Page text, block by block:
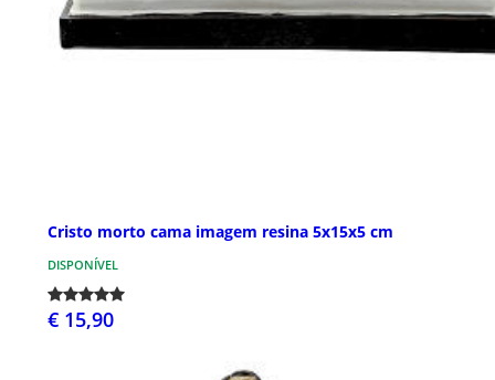
Cristo morto cama imagem resina 5x15x5 cm
DISPONÍVEL
€ 15,90